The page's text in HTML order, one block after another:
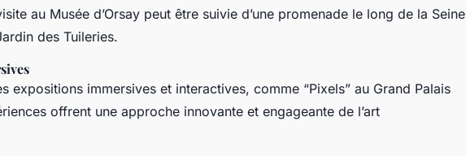
au Musée d’Orsay peut être suivie d’une promenade le long de la Seine
des Tuileries.
expositions immersives et interactives, comme “Pixels” au Grand Palais
offrent une approche innovante et engageante de l’art